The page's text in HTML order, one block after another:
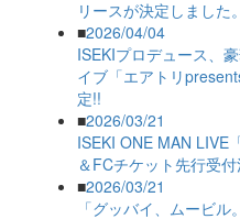
リースが決定しました。
■2026/04/04
ISEKIプロデュース、
イブ「エアトリ
定!!
■2026/03/21
ISEKI ONE MAN LIVE
＆FCチケット先行受付
■2026/03/21
「グッバイ、ムービ